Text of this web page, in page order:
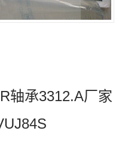
轴承3312.A厂家